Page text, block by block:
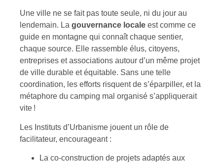
Une ville ne se fait pas toute seule, ni du jour au
lendemain. La gouvernance locale est comme ce
guide en montagne qui connaît chaque sentier,
chaque source. Elle rassemble élus, citoyens,
entreprises et associations autour d’un même projet
de ville durable et équitable. Sans une telle
coordination, les efforts risquent de s’éparpiller, et la
métaphore du camping mal organisé s’appliquerait
vite !
Les Instituts d’Urbanisme jouent un rôle de
facilitateur, encourageant :
La co-construction de projets adaptés aux